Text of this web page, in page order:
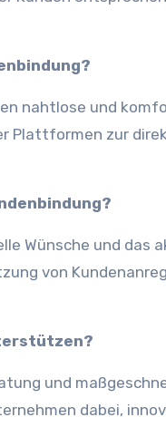
nahtlose und
Plattformen zur
Wünsche und das
von
und
dabei,